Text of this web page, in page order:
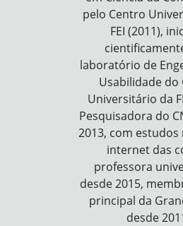
pelo Centro
FEI (2011),
laboratório de
Usabilidade do
Universitário da
Pesquisadora do
2013, com estudos
internet das
professora
desde 2015,
principal da
desde